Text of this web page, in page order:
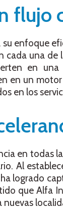
flujo
su enfoque
cada una de
en una
en un
en los
en todas
Al
logrado
que Alfa
nuevas